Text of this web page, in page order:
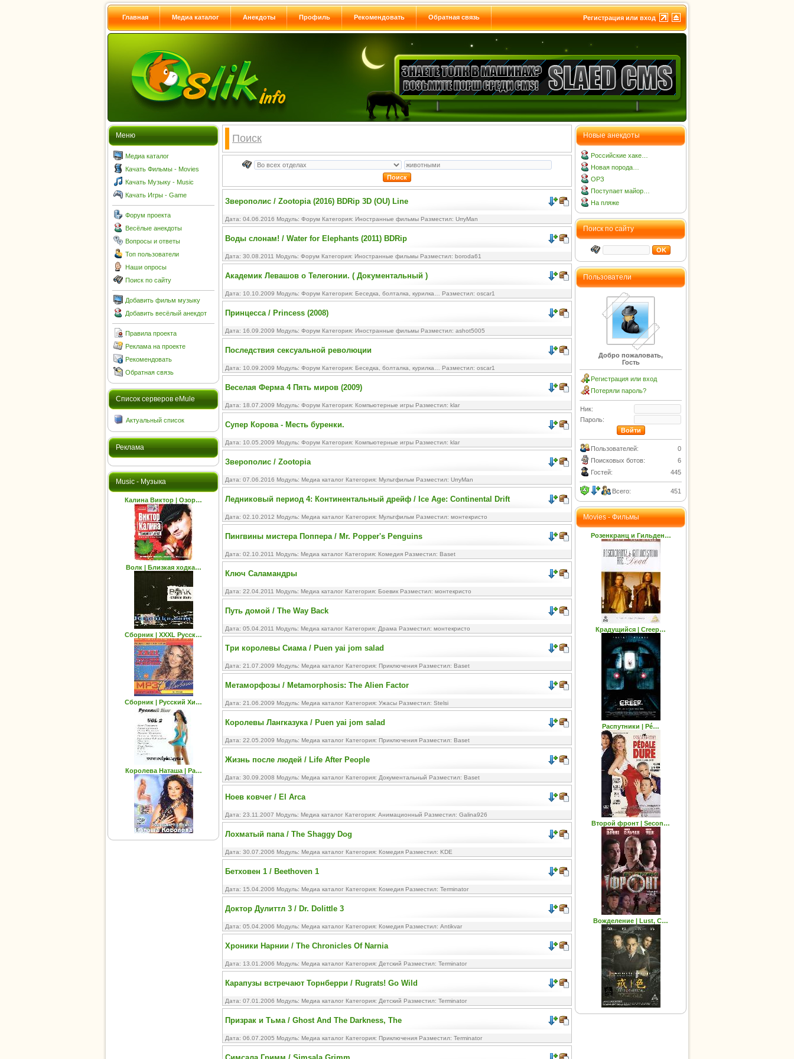
Регистрация или вход
Главная Медиа каталог Анекдоты Профиль Рекомендовать Обратная связь
Меню
Медиа каталог
Качать Фильмы - Movies
Качать Музыку - Music
Качать Игры - Game
Форум проекта
Весёлые анекдоты
Вопросы и ответы
Топ пользователи
Наши опросы
Поиск по сайту
Добавить фильм музыку
Добавить весёлый анекдот
Правила проекта
Реклама на проекте
Рекомендовать
Обратная связь
Cписок серверов eMule
Актуальный список
Реклама
Music - Музыка
Калина Виктор | Озор…
Волк | Близкая ходка…
Сборник | XXXL Русск…
Сборник | Русский Хи…
Королева Наташа | Ра…
Поиск
Зверополис / Zootopia (2016) BDRip 3D (OU) Line
Дата: 04.06.2016 Модуль: Форум Категория: Иностранные фильмы Разместил: UrryMan
Воды слонам! / Water for Elephants (2011) BDRip
Дата: 30.08.2011 Модуль: Форум Категория: Иностранные фильмы Разместил: boroda61
Академик Левашов о Телегонии. ( Документальный )
Дата: 10.10.2009 Модуль: Форум Категория: Беседка, болталка, курилка… Разместил: oscar1
Принцесса / Princess (2008)
Дата: 16.09.2009 Модуль: Форум Категория: Иностранные фильмы Разместил: ashot5005
Последствия сексуальной революции
Дата: 10.09.2009 Модуль: Форум Категория: Беседка, болталка, курилка… Разместил: oscar1
Веселая Ферма 4 Пять миров (2009)
Дата: 18.07.2009 Модуль: Форум Категория: Компьютерные игры Разместил: klar
Супер Корова - Месть буренки.
Дата: 10.05.2009 Модуль: Форум Категория: Компьютерные игры Разместил: klar
Зверополис / Zootopia
Дата: 07.06.2016 Модуль: Медиа каталог Категория: Мультфильм Разместил: UrryMan
Ледниковый период 4: Континентальный дрейф / Ice Age: Continental Drift
Дата: 02.10.2012 Модуль: Медиа каталог Категория: Мультфильм Разместил: монтекристо
Пингвины мистера Поппера / Mr. Popper's Penguins
Дата: 02.10.2011 Модуль: Медиа каталог Категория: Комедия Разместил: Baset
Ключ Саламандры
Дата: 22.04.2011 Модуль: Медиа каталог Категория: Боевик Разместил: монтекристо
Путь домой / The Way Back
Дата: 05.04.2011 Модуль: Медиа каталог Категория: Драма Разместил: монтекристо
Три королевы Сиама / Puen yai jom salad
Дата: 21.07.2009 Модуль: Медиа каталог Категория: Приключения Разместил: Baset
Метаморфозы / Metamorphosis: The Alien Factor
Дата: 21.06.2009 Модуль: Медиа каталог Категория: Ужасы Разместил: Stelsi
Королевы Лангказука / Puen yai jom salad
Дата: 22.05.2009 Модуль: Медиа каталог Категория: Приключения Разместил: Baset
Жизнь после людей / Life After People
Дата: 30.09.2008 Модуль: Медиа каталог Категория: Документальный Разместил: Baset
Ноев ковчег / El Arca
Дата: 23.11.2007 Модуль: Медиа каталог Категория: Анимационный Разместил: Galina926
Лохматый папа / The Shaggy Dog
Дата: 30.07.2006 Модуль: Медиа каталог Категория: Комедия Разместил: KDE
Бетховен 1 / Beethoven 1
Дата: 15.04.2006 Модуль: Медиа каталог Категория: Комедия Разместил: Terminator
Доктор Дулиттл 3 / Dr. Dolittle 3
Дата: 05.04.2006 Модуль: Медиа каталог Категория: Комедия Разместил: Antikvar
Хроники Нарнии / The Chronicles Of Narnia
Дата: 13.01.2006 Модуль: Медиа каталог Категория: Детский Разместил: Terminator
Карапузы встречают Торнберри / Rugrats! Go Wild
Дата: 07.01.2006 Модуль: Медиа каталог Категория: Детский Разместил: Terminator
Призрак и Тьма / Ghost And The Darkness, The
Дата: 06.07.2005 Модуль: Медиа каталог Категория: Приключения Разместил: Terminator
Новые анекдоты
Российские хаке…
Новая порода…
ОРЗ
Поступает майор…
На пляже
Поиск по сайту
Пользователи
Добро пожаловать,
Гость
Регистрация или вход
Потеряли пароль?
Ник:
Пароль:
Пользователей:
0
Поисковых ботов:
6
Гостей:
445
Всего: 451
Movies - Фильмы
Розенкранц и Гильден…
Крадущийся | Creep…
Распутники | Pé…
Второй фронт | Secon…
Вожделение | Lust, C…